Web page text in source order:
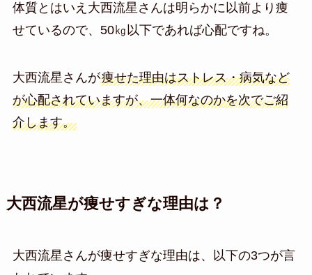
体質とはいえ大西流星さんは明らかに以前より痩
せているので、50㎏以下であれば心配ですね。
大西流星さんが痩せた理由はストレス・病気など
が心配されていますが、一体何なのかを次でご紹
介します。
大西流星が痩せすぎな理由は？
大西流星さんが痩せすぎな理由は、以下の3つが言